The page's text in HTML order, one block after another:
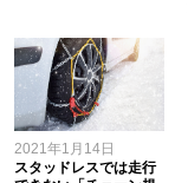
2021年1月14日
スタッドレスでは走行